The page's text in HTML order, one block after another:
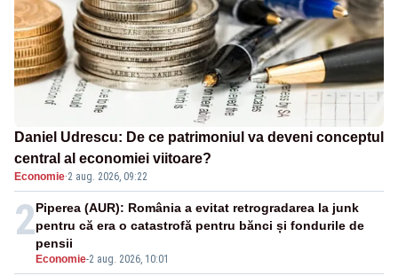
Daniel Udrescu: De ce patrimoniul va deveni conceptul
central al economiei viitoare?
Economie·2 aug. 2026, 09:22
2
Economie-2 aug. 2026, 10:01
Piperea (AUR): România a evitat retrogradarea la junk
pentru că era o catastrofă pentru bănci și fondurile de
pensii